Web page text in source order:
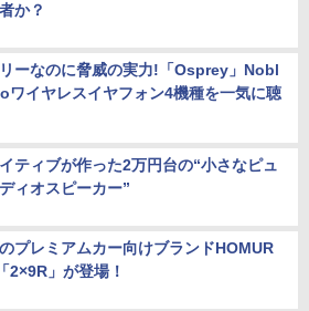
か？
ーなのに脅威の実力!「Osprey」Nobl
ワイヤレスイヤフォン4機種を一気に聴
ティブが作った2万円台の“小さなピュ
ィオスピーカー”
プレミアムカー向けブランドHOMUR
2×9R」が登場！